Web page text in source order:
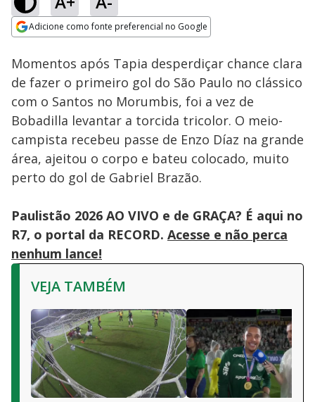
Adicione como fonte preferencial no Google
Ativar
100.00%
Momentos após Tapia desperdiçar chance clara
de fazer o primeiro gol do São Paulo no clássico
com o Santos no Morumbis, foi a vez de
Bobadilla levantar a torcida tricolor. O meio-
campista recebeu passe de Enzo Díaz na grande
área, ajeitou o corpo e bateu colocado, muito
perto do gol de Gabriel Brazão.
Paulistão 2026 AO VIVO e de GRAÇA? É aqui no
R7, o portal da RECORD. Acesse e não perca
nenhum lance!
VEJA TAMBÉM